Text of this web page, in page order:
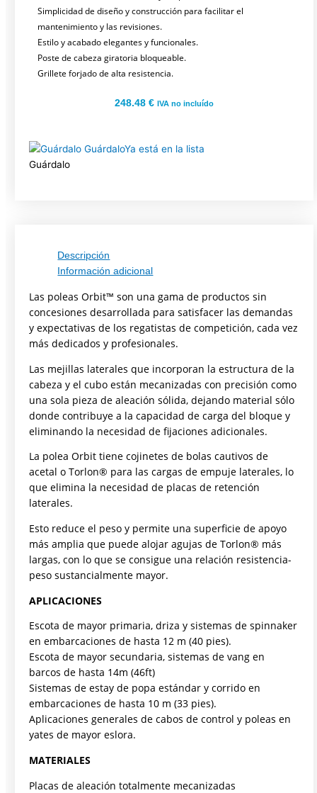
Simplicidad de diseño y construcción para facilitar el
mantenimiento y las revisiones.
Estilo y acabado elegantes y funcionales.
Poste de cabeza giratoria bloqueable.
Grillete forjado de alta resistencia.
248.48 € IVA no incluído
GuárdaloYa está en la lista
Guárdalo
Descripción
Información adicional
Las poleas Orbit™ son una gama de productos sin
concesiones desarrollada para satisfacer las demandas
y expectativas de los regatistas de competición, cada vez
más dedicados y profesionales.
Las mejillas laterales que incorporan la estructura de la
cabeza y el cubo están mecanizadas con precisión como
una sola pieza de aleación sólida, dejando material sólo
donde contribuye a la capacidad de carga del bloque y
eliminando la necesidad de fijaciones adicionales.
La polea Orbit tiene cojinetes de bolas cautivos de
acetal o Torlon® para las cargas de empuje laterales, lo
que elimina la necesidad de placas de retención
laterales.
Esto reduce el peso y permite una superficie de apoyo
más amplia que puede alojar agujas de Torlon® más
largas, con lo que se consigue una relación resistencia-
peso sustancialmente mayor.
APLICACIONES
Escota de mayor primaria, driza y sistemas de spinnaker
en embarcaciones de hasta 12 m (40 pies).
Escota de mayor secundaria, sistemas de vang en
barcos de hasta 14m (46ft)
Sistemas de estay de popa estándar y corrido en
embarcaciones de hasta 10 m (33 pies).
Aplicaciones generales de cabos de control y poleas en
yates de mayor eslora.
MATERIALES
Placas de aleación totalmente mecanizadas